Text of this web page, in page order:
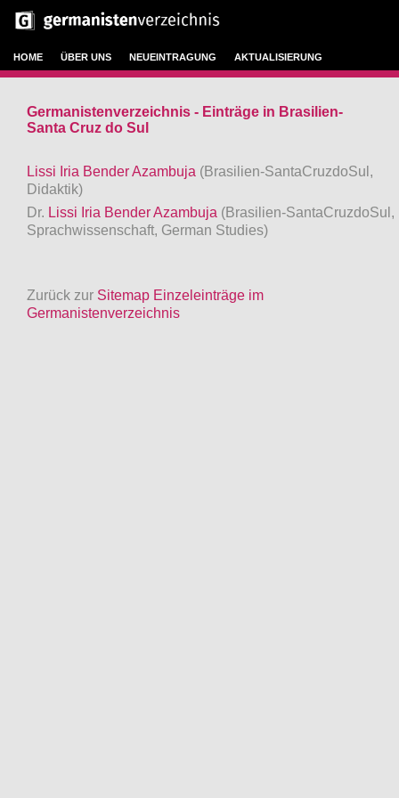
HOME ÜBER UNS NEUEINTRAGUNG AKTUALISIERUNG
Germanistenverzeichnis - Einträge in Brasilien-
Santa Cruz do Sul
Lissi Iria Bender Azambuja (Brasilien-SantaCruzdoSul,
Didaktik)
Dr. Lissi Iria Bender Azambuja (Brasilien-SantaCruzdoSul,
Sprachwissenschaft, German Studies)
Zurück zur Sitemap Einzeleinträge im
Germanistenverzeichnis